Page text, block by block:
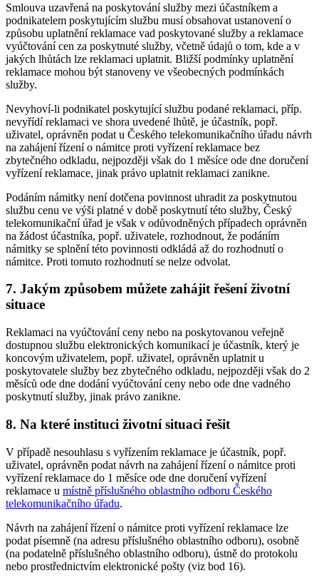
Smlouva uzavřená na poskytování služby mezi účastníkem a
podnikatelem poskytujícím službu musí obsahovat ustanovení o
způsobu uplatnění reklamace vad poskytované služby a reklamace
vyúčtování cen za poskytnuté služby, včetně údajů o tom, kde a v
jakých lhůtách lze reklamaci uplatnit. Bližší podmínky uplatnění
reklamace mohou být stanoveny ve všeobecných podmínkách
služby.
Nevyhoví-li podnikatel poskytující službu podané reklamaci, příp.
nevyřídí reklamaci ve shora uvedené lhůtě, je účastník, popř.
uživatel, oprávněn podat u Českého telekomunikačního úřadu návrh
na zahájení řízení o námitce proti vyřízení reklamace bez
zbytečného odkladu, nejpozději však do 1 měsíce ode dne doručení
vyřízení reklamace, jinak právo uplatnit reklamaci zanikne.
Podáním námitky není dotčena povinnost uhradit za poskytnutou
službu cenu ve výši platné v době poskytnutí této služby, Český
telekomunikační úřad je však v odůvodněných případech oprávněn
na žádost účastníka, popř. uživatele, rozhodnout, že podáním
námitky se splnění této povinnosti odkládá až do rozhodnutí o
námitce. Proti tomuto rozhodnutí se nelze odvolat.
7. Jakým způsobem můžete zahájit řešení životní
situace
Reklamaci na vyúčtování ceny nebo na poskytovanou veřejně
dostupnou službu elektronických komunikací je účastník, který je
koncovým uživatelem, popř. uživatel, oprávněn uplatnit u
poskytovatele služby bez zbytečného odkladu, nejpozději však do 2
měsíců ode dne dodání vyúčtování ceny nebo ode dne vadného
poskytnutí služby, jinak právo zanikne.
8. Na které instituci životní situaci řešit
V případě nesouhlasu s vyřízením reklamace je účastník, popř.
uživatel, oprávněn podat návrh na zahájení řízení o námitce proti
vyřízení reklamace do 1 měsíce ode dne doručení vyřízení
reklamace u místně příslušného oblastního odboru Českého
telekomunikačního úřadu.
Návrh na zahájení řízení o námitce proti vyřízení reklamace lze
podat písemně (na adresu příslušného oblastního odboru), osobně
(na podatelně příslušného oblastního odboru), ústně do protokolu
nebo prostřednictvím elektronické pošty (viz bod 16).